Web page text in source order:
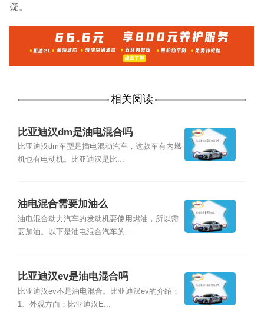
疑。
相关阅读
比亚迪汉dm是油电混合吗
比亚迪汉dm车型是插电混动汽车，这款车有内燃
机也有电动机。比亚迪汉是比...
油电混合需要加油么
油电混合动力汽车的发动机要使用燃油，所以需
要加油。以下是油电混合汽车的...
比亚迪汉ev是油电混合吗
比亚迪汉ev不是油电混合。比亚迪汉ev的介绍：
1、外观方面：比亚迪汉E...